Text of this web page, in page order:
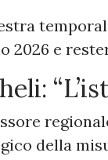
2026 e
della